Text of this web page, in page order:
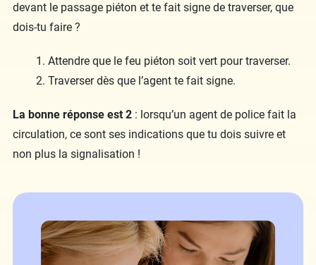
devant le passage piéton et te fait signe de traverser, que
dois-tu faire ?
Attendre que le feu piéton soit vert pour traverser.
Traverser dès que l’agent te fait signe.
La bonne réponse est 2 : lorsqu’un agent de police fait la
circulation, ce sont ses indications que tu dois suivre et
non plus la signalisation !